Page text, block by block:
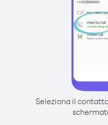
Seleziona il